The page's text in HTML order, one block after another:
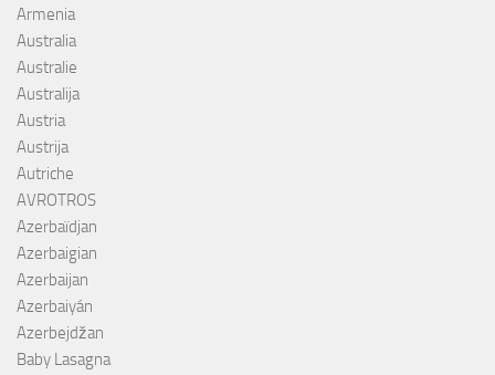
Armenia
Australia
Australie
Australija
Austria
Austrija
Autriche
AVROTROS
Azerbaïdjan
Azerbaigian
Azerbaijan
Azerbaiyán
Azerbejdžan
Baby Lasagna